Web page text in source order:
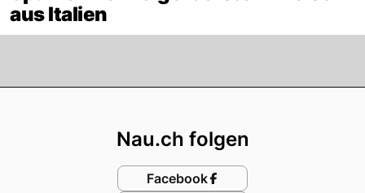
aus Italien
Nau.ch folgen
Facebook